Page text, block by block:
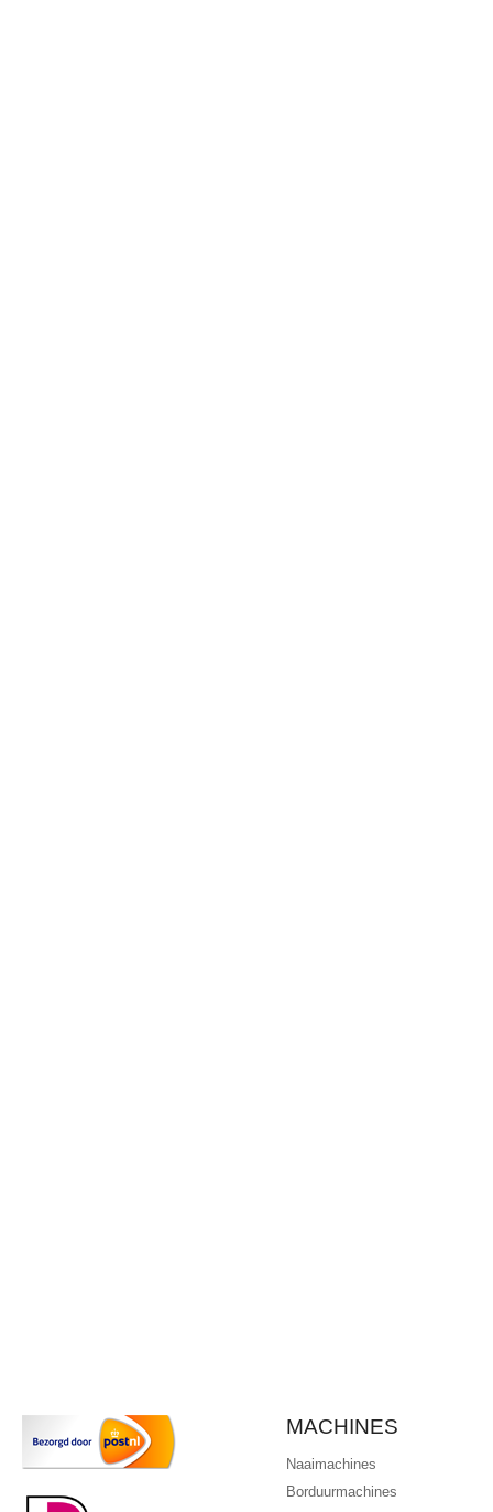
MACHINES
Naaimachines
Borduurmachines